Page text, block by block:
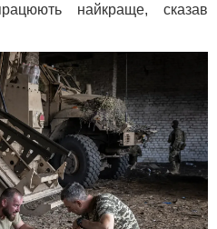
найкраще, сказав